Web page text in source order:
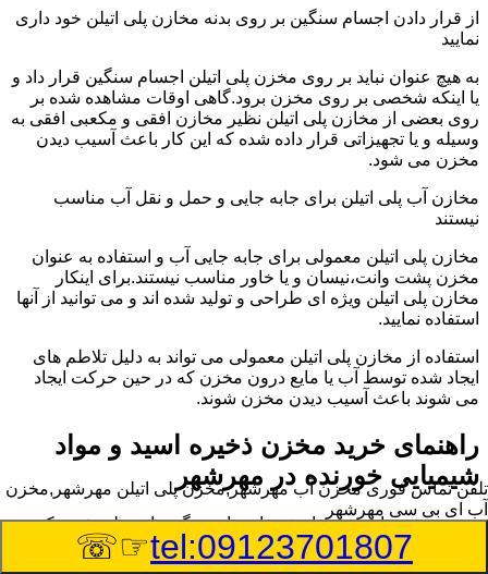
از قرار دادن اجسام سنگین بر روی بدنه مخازن پلی اتیلن خود داری
نمایید
به هیچ عنوان نباید بر روی مخزن پلی اتیلن اجسام سنگین قرار داد و
یا اینکه شخصی بر روی مخزن برود.گاهی اوقات مشاهده شده بر
روی بعضی از مخازن پلی اتیلن نظیر مخازن افقی و مکعبی افقی به
وسیله و یا تجهیزاتی قرار داده شده که این کار باعث آسیب دیدن
مخزن می شود.
مخازن آب پلی اتیلن برای جابه جایی و حمل و نقل آب مناسب
نیستند
مخازن پلی اتیلن معمولی برای جابه جایی آب و استفاده به عنوان
مخزن پشت وانت،نیسان و یا خاور مناسب نیستند.برای اینکار
مخازن پلی اتیلن ویژه ای طراحی و تولید شده اند و می توانید از آنها
استفاده نمایید.
استفاده از مخازن پلی اتیلن معمولی می تواند به دلیل تلاطم های
ایجاد شده توسط آب یا مایع درون مخزن که در حین حرکت ایجاد
می شوند باعث آسیب دیدن مخزن شوند.
راهنمای خرید مخزن ذخیره اسید و مواد
شیمیایی خورنده در مهرشهر
مخزن ذخیره اسید و مواد شیمیایی باید به گونه ای تولید شوند که
بتوانند در برابر چگالی نسبتا بالا و خورندگی انواع اسیدها مقاومت
کافی داشته باشند.به همین دلیل نمی توان در هر مخزنی اسید و مواد
تلفن تماس فوریمخزن آب مهرشهر,مخزن پلی اتیلن مهرشهر,مخزن
آب ای بی سی مهرشهر
tel:09123701807
☞☏